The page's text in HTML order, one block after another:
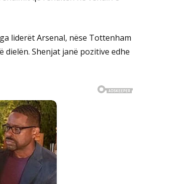
liderët Arsenal, nëse Tottenham
Shenjat janë pozitive edhe